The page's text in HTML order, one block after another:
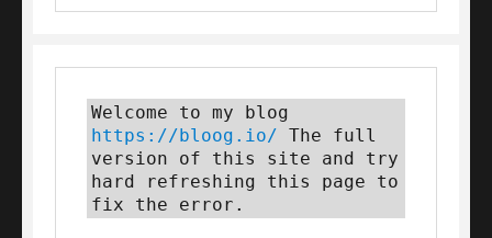
https://bloog.io/ The full
version of this site and try
hard refreshing this page to
fix the error.